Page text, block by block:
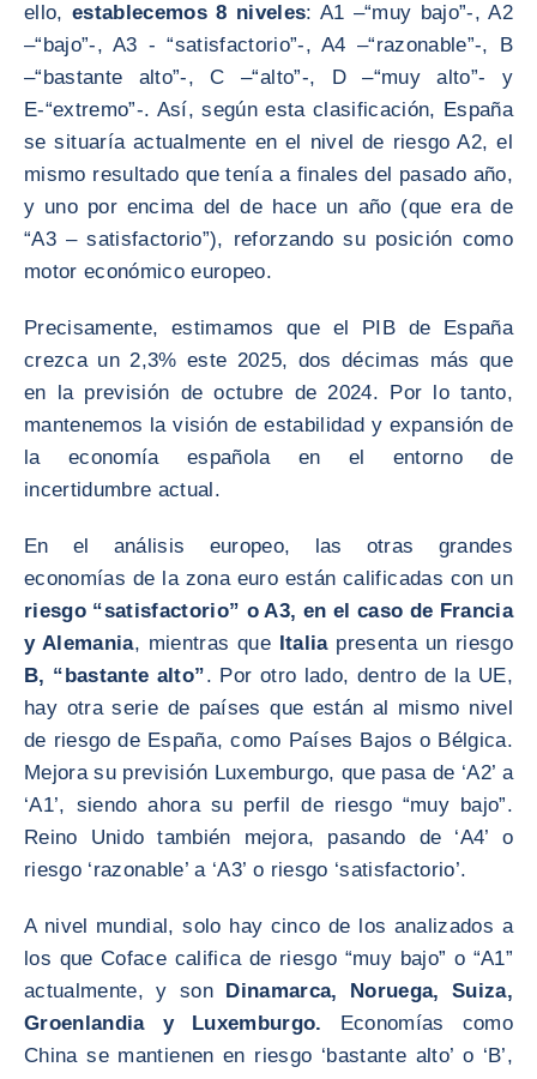
ello, establecemos 8 niveles: A1 –“muy bajo”-, A2
–“bajo”-, A3 - “satisfactorio”-, A4 –“razonable”-, B
–“bastante alto”-, C –“alto”-, D –“muy alto”- y
E-“extremo”-. Así, según esta clasificación, España
se situaría actualmente en el nivel de riesgo A2, el
mismo resultado que tenía a finales del pasado año,
y uno por encima del de hace un año (que era de
“A3 – satisfactorio”), reforzando su posición como
motor económico europeo.
Precisamente, estimamos que el PIB de España
crezca un 2,3% este 2025, dos décimas más que
en la previsión de octubre de 2024. Por lo tanto,
mantenemos la visión de estabilidad y expansión de
la economía española en el entorno de
incertidumbre actual.
En el análisis europeo, las otras grandes
economías de la zona euro están calificadas con un
riesgo “satisfactorio” o A3, en el caso de Francia
y Alemania, mientras que Italiapresenta un riesgo
B, “bastante alto”. Por otro lado, dentro de la UE,
hay otra serie de países que están al mismo nivel
de riesgo de España, como Países Bajos o Bélgica.
Mejora su previsión Luxemburgo, que pasa de ‘A2’ a
‘A1’, siendo ahora su perfil de riesgo “muy bajo”.
Reino Unido también mejora, pasando de ‘A4’ o
riesgo ‘razonable’ a ‘A3’ o riesgo ‘satisfactorio’.
A nivel mundial, solo hay cinco de los analizados a
los que Coface califica de riesgo “muy bajo” o “A1”
actualmente, y son Dinamarca, Noruega, Suiza,
Groenlandia y Luxemburgo. Economías como
China se mantienen en riesgo ‘bastante alto’ o ‘B’,